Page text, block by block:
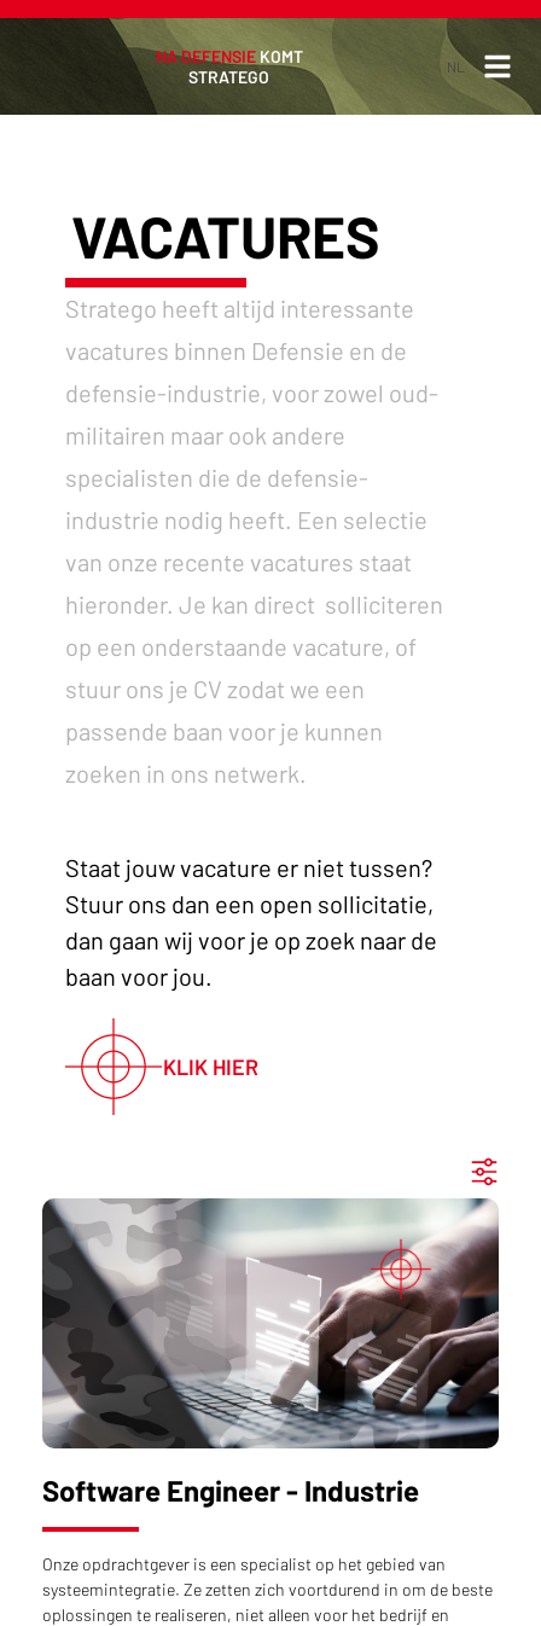
NA DEFENSIEKOMT
STRATEGO
NL
NL
VACATURES
Stratego heeft altijd interessante
vacatures binnen Defensie en de
defensie-industrie, voor zowel oud-
militairen maar ook andere
specialisten die de defensie-
industrie nodig heeft. Een selectie
van onze recente vacatures staat
hieronder. Je kan direct solliciteren
op een onderstaande vacature, of
stuur ons je CV zodat we een
passende baan voor je kunnen
zoeken in ons netwerk.
Staat jouw vacature er niet tussen?
Stuur ons dan een open sollicitatie,
dan gaan wij voor je op zoek naar de
baan voor jou.
KLIK HIER
Software Engineer - Industrie
Onze opdrachtgever is een specialist op het gebied van
systeemintegratie. Ze zetten zich voortdurend in om de beste
oplossingen te realiseren, niet alleen voor het bedrijf en